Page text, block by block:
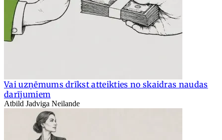
Vai uzņēmums drīkst atteikties no skaidras naudas
darījumiem
Atbild Jadviga Neilande